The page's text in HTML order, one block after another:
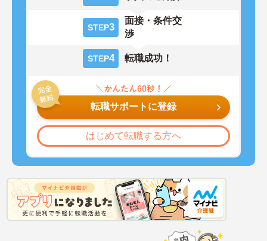
STEP3
面接・条件交
渉
STEP4 転職成功！
転職サポートに登録
はじめて転職する方へ